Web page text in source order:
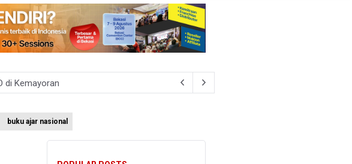
di Kemayoran
buku ajar nasional